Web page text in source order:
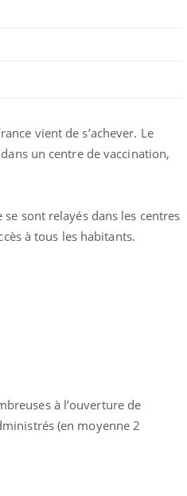
vient de s’achever. Le
un centre de vaccination,
sont relayés dans les centres
à tous les habitants.
à l’ouverture de
(en moyenne 2
& Charge mentale : et si on
parler??Youtube